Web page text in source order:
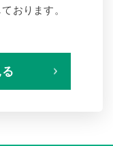
おります。